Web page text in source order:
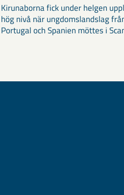
Kirunaborna fick under helgen
hög nivå när ungdomslandslag
Portugal och Spanien möttes i